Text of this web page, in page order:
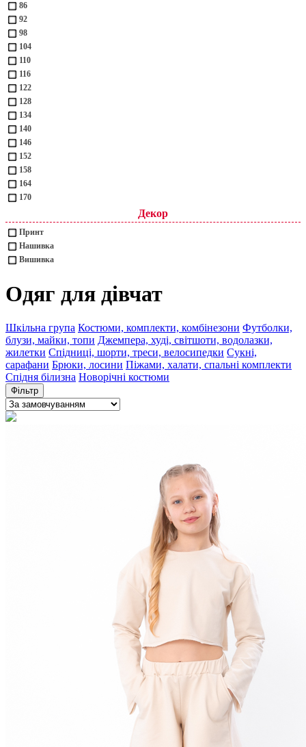
86
92
98
104
110
116
122
128
134
140
146
152
158
164
170
Декор
Принт
Нашивка
Вишивка
Одяг для дівчат
Шкільна група Костюми, комплекти, комбінезони Футболки,
блузи, майки, топи Джемпера, худі, світшоти, водолазки,
жилетки Спідниці, шорти, треси, велосипедки Сукні,
сарафани Брюки, лосини Піжами, халати, спальні комплекти
Спідня білизна Новорічні костюми
Фільтр